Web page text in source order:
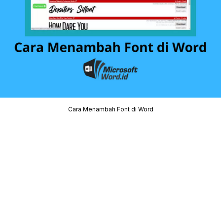
Cara Menambah Font di Word